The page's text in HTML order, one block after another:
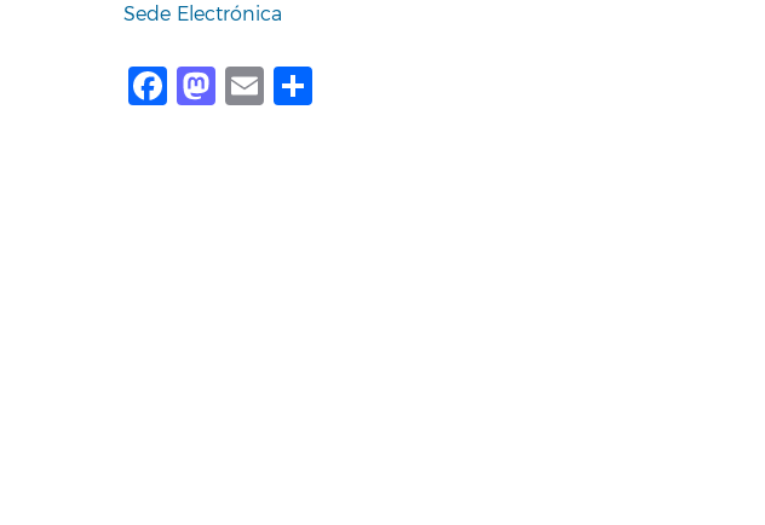
Sede Electrónica
Facebook
Mastodon
Email